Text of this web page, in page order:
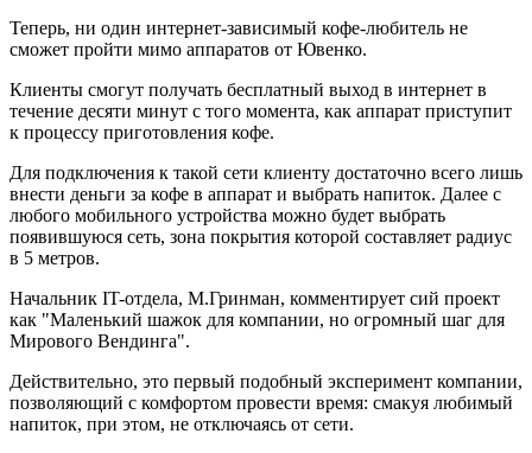
Теперь, ни один интернет-зависимый кофе-любитель не
сможет пройти мимо аппаратов от Ювенко.
Клиенты смогут получать бесплатный выход в интернет в
течение десяти минут с того момента, как аппарат приступит
к процессу приготовления кофе.
Для подключения к такой сети клиенту достаточно всего лишь
внести деньги за кофе в аппарат и выбрать напиток. Далее с
любого мобильного устройства можно будет выбрать
появившуюся сеть, зона покрытия которой составляет радиус
в 5 метров.
Начальник IT-отдела, М.Гринман, комментирует сий проект
как "Маленький шажок для компании, но огромный шаг для
Мирового Вендинга".
Действительно, это первый подобный эксперимент компании,
позволяющий с комфортом провести время: смакуя любимый
напиток, при этом, не отключаясь от сети.